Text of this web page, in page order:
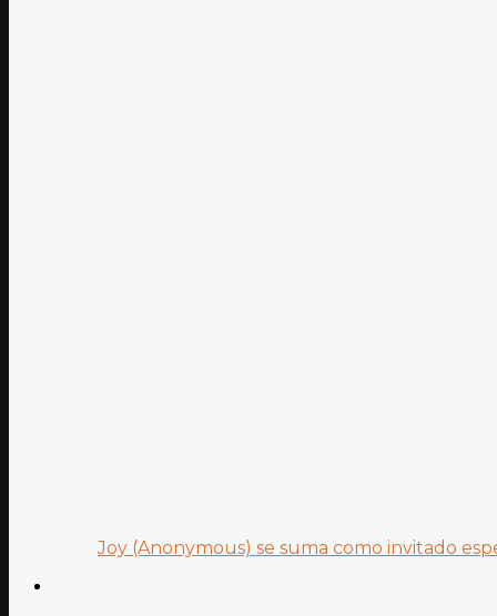
Joy (Anonymous) se suma como invitado